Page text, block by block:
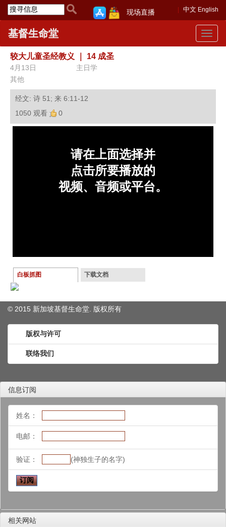
中文 English
现场直播
Toggle
基督生命堂
较大儿童圣经教义 14 成圣
4月13日
主日学
其他
经文: 诗 51; 来 6:11-12
1050 观看
0
白板抓图 下载文档
© 2015 新加坡基督生命堂. 版权所有
版权与许可
联络我们
信息订阅
姓名：
电邮：
验证： (神独生子的名字)
相关网站